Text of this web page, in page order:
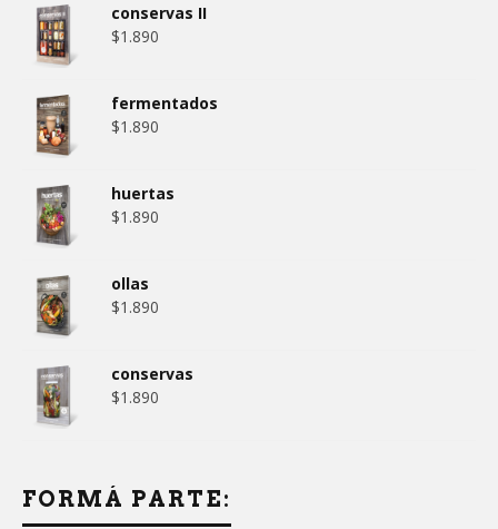
conservas II
$1.890
fermentados
$1.890
huertas
$1.890
ollas
$1.890
conservas
$1.890
FORMÁ PARTE: